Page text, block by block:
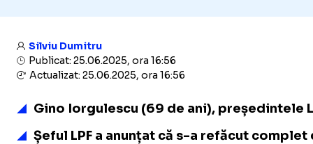
Silviu Dumitru
Publicat: 25.06.2025, ora 16:56
Actualizat: 25.06.2025, ora 16:56
Gino Iorgulescu (69 de ani), președintele
Șeful LPF a anunțat că s-a refăcut